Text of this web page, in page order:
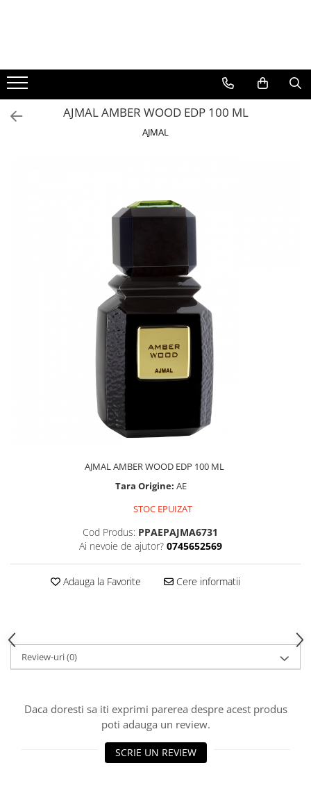
BERE
CAFEA
DEODORANTE
PARFUMURI
AJMAL AMBER WOOD EDP 100 ML
AJMAL
AJMAL AMBER WOOD EDP 100 ML
Tara Origine: AE
STOC EPUIZAT
Cod Produs: PPAEPAJMA6731
Ai nevoie de ajutor? 0745652569
Adauga la Favorite Cere informatii
Review-uri(0)
Daca doresti sa iti exprimi parerea despre acest produs
poti adauga un review.
SCRIE UN REVIEW